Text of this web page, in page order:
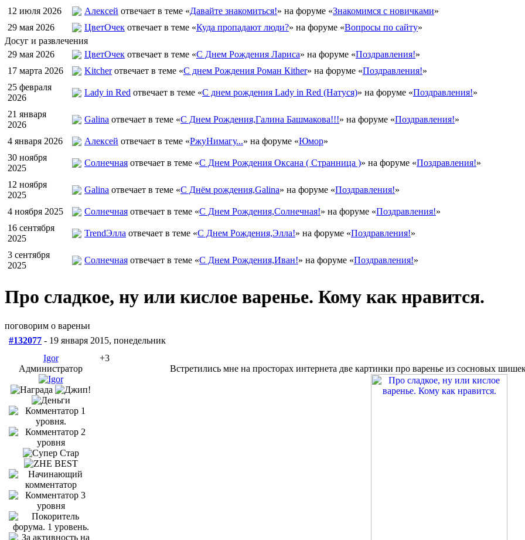
12 июля 2026 Алексей отвечает в теме «Давайте знакомиться!» на форуме «Знакомимся с новичками»
29 мая 2026
ЦветOчек отвечает в теме «Куда пропадают люди?» на форуме «Вопросы по сайту»
Досуг и развлечения
29 мая 2026
ЦветOчек отвечает в теме «С Днем Рождения Лариса» на форуме «Поздравления!»
17 марта 2026
Kitcherотвечает в теме «С днем Рождения Роман Кither» на форуме «Поздравления!»
25 февраля
2026
Lady in Red отвечает в теме «С днем рождения Lady in Red (Натуся)» на форуме «Поздравления!»
21 января
2026
Galina отвечает в теме «С Днем Рождения,Галина Башмакова!!!» на форуме «Поздравления!»
4 января 2026 Алексей отвечает в теме «РжуНимагу...» на форуме «Юмор»
30 ноября
2025
Солнечная отвечает в теме «С Днем Рождения Оксана ( Странница )» на форуме «Поздравления!»
12 ноября
2025
Galina отвечает в теме «С Днём рождения,Galina» на форуме «Поздравления!»
4 ноября 2025 Солнечная отвечает в теме «С Днем Рождения,Солнечная!» на форуме «Поздравления!»
16 сентября
2025
TrendЭлла отвечает в теме «С Днем Рождения,Элла!» на форуме «Поздравления!»
3 сентября
2025
Солнечная отвечает в теме «С Днем Рождения,Иван!» на форуме «Поздравления!»
Про сладкое, ну или кислое варенье. Кому как нравится.
поговорим о вареньи
#132077 - 19 января 2015, понедельник
Igor
Администратор
+3
Встретились мне на просторах интернета две картинки про варенье из сосновых